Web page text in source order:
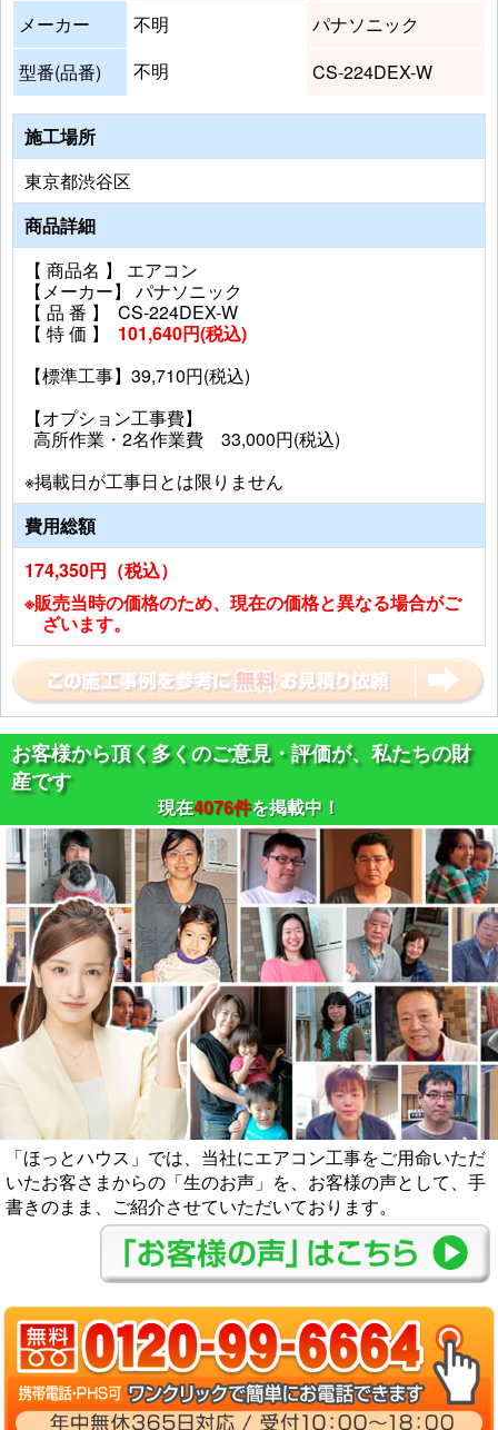
メーカー
不明
パナソニック
型番(品番)
不明 CS-224DEX-W
施工場所
東京都渋谷区
商品詳細
【 商品名 】 エアコン
【メーカー】 パナソニック
【 品 番 】 CS-224DEX-W
【 特 価 】 101,640円(税込)
【標準工事】39,710円(税込)
【オプション工事費】
高所作業・2名作業費 33,000円(税込)
※掲載日が工事日とは限りません
費用総額
174,350円（税込）
※販売当時の価格のため、現在の価格と異なる場合がご
ざいます。
お客様から頂く多くのご意見・評価が、私たちの財
産です
現在4076件を掲載中！
「ほっとハウス」では、当社にエアコン工事をご用命いただ
いたお客さまからの「生のお声」を、お客様の声として、手
書きのまま、ご紹介させていただいております。